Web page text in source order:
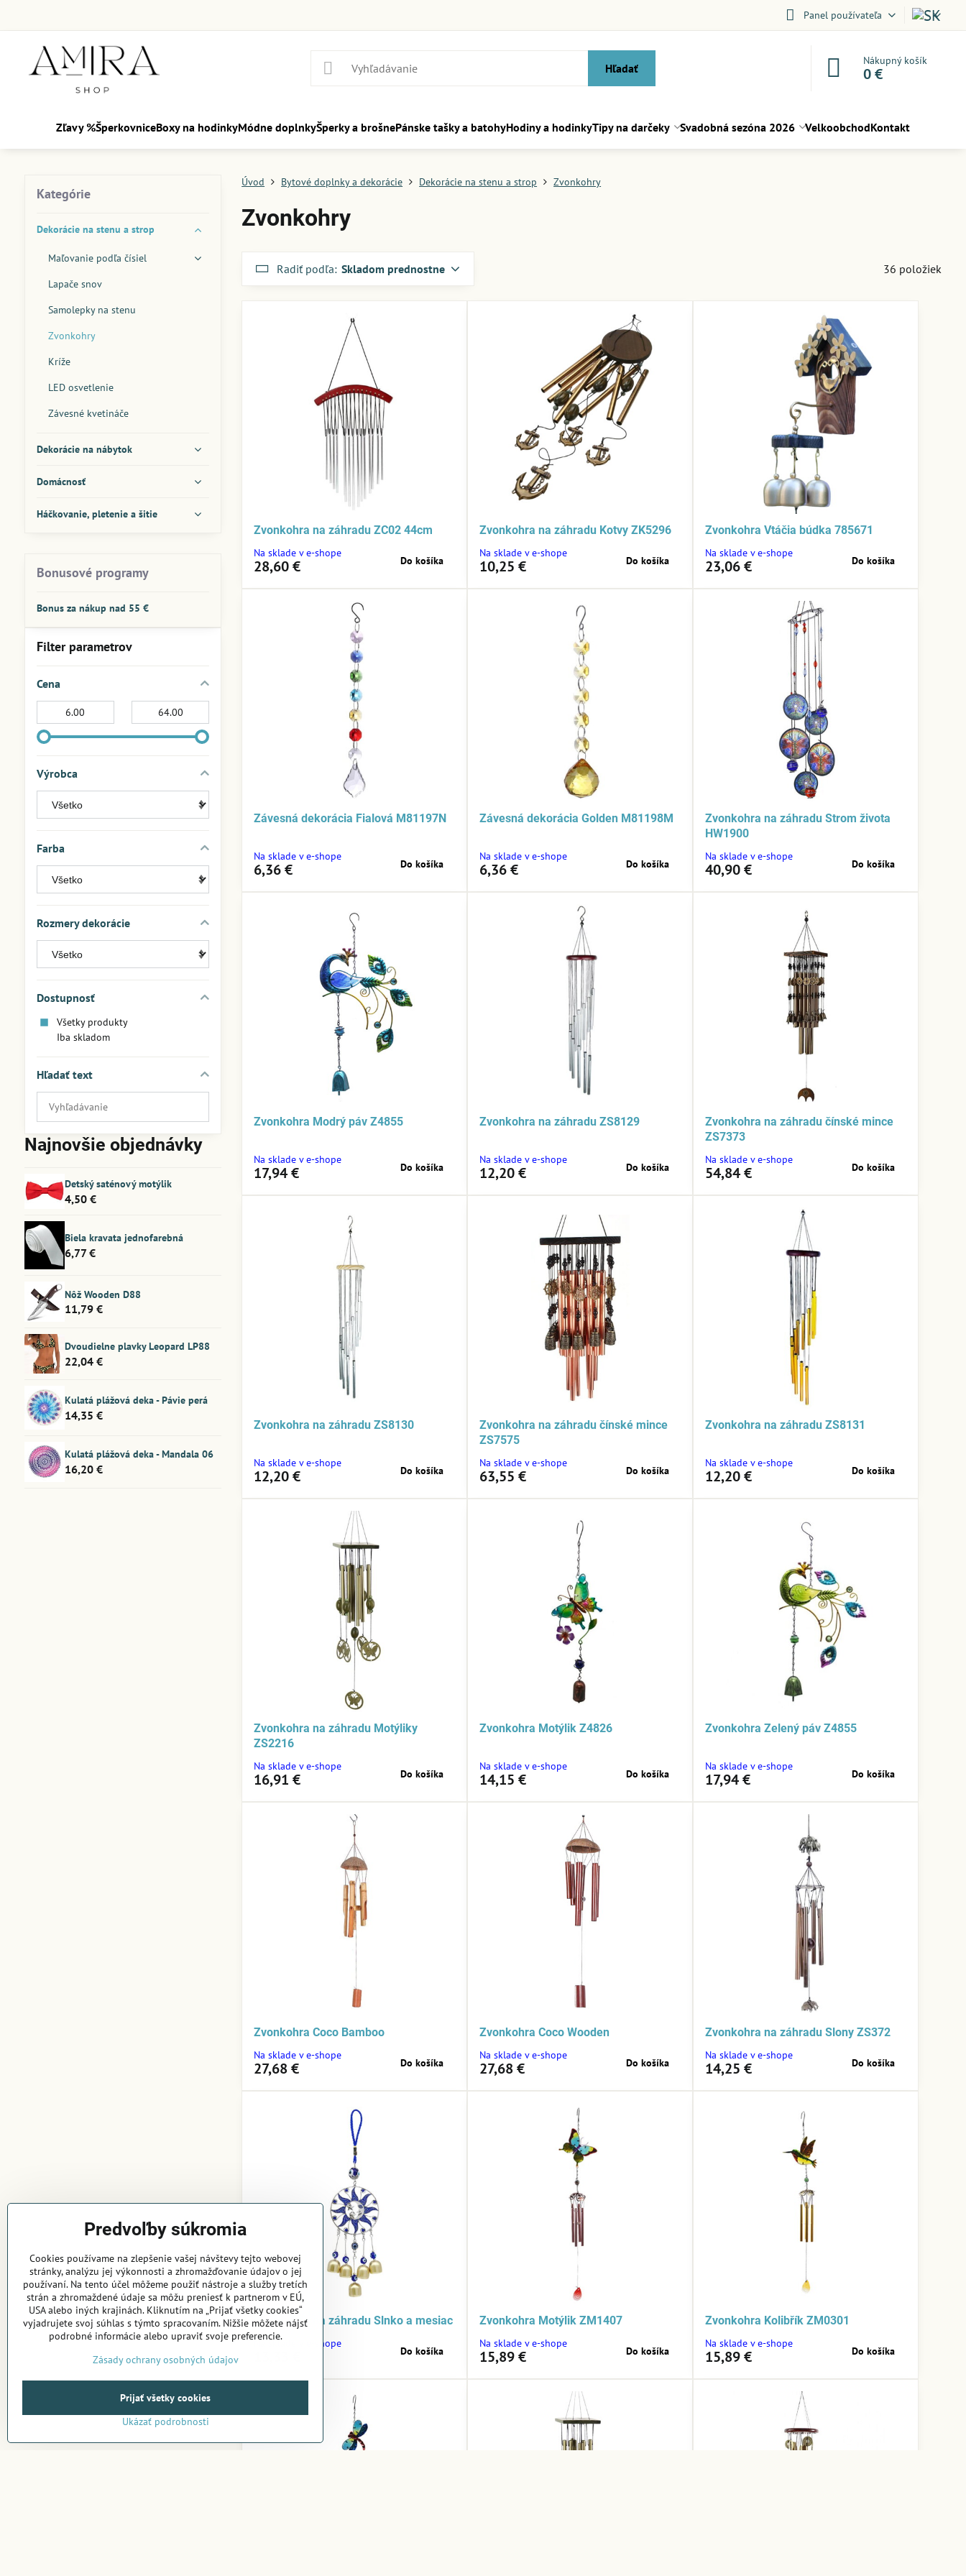
Panel používateľa
Hľadať
Nákupný košík
0 €
Zľavy %ŠperkovniceBoxy na hodinkyMódne doplnkyŠperky a brošnePánske tašky a batohyHodiny a hodinkyTipy na darčeky Svadobná sezóna 2026 VelkoobchodKontakt
Úvod Bytové doplnky a dekorácie Dekorácie na stenu a strop Zvonkohry
Zvonkohry
Radiť podľa: Skladom prednostne 36 položiek
Zvonkohra na záhradu ZC02 44cm
Na sklade v e-shope
28,60 € Do košíka
Zvonkohra na záhradu Kotvy ZK5296
Na sklade v e-shope
10,25 € Do košíka
Zvonkohra Vtáčia búdka 785671
Na sklade v e-shope
23,06 € Do košíka
Závesná dekorácia Fialová M81197N
Na sklade v e-shope
6,36 € Do košíka
Závesná dekorácia Golden M81198M
Na sklade v e-shope
6,36 € Do košíka
Zvonkohra na záhradu Strom života
HW1900
Na sklade v e-shope
40,90 € Do košíka
Zvonkohra Modrý páv Z4855
Na sklade v e-shope
17,94 € Do košíka
Zvonkohra na záhradu ZS8129
Na sklade v e-shope
12,20 € Do košíka
Zvonkohra na záhradu čínské mince
ZS7373
Na sklade v e-shope
54,84 € Do košíka
Zvonkohra na záhradu ZS8130
Na sklade v e-shope
12,20 € Do košíka
Zvonkohra na záhradu čínské mince
ZS7575
Na sklade v e-shope
63,55 € Do košíka
Zvonkohra na záhradu ZS8131
Na sklade v e-shope
12,20 € Do košíka
Zvonkohra na záhradu Motýliky
ZS2216
Na sklade v e-shope
16,91 € Do košíka
Zvonkohra Motýlik Z4826
Na sklade v e-shope
14,15 € Do košíka
Zvonkohra Zelený páv Z4855
Na sklade v e-shope
17,94 € Do košíka
Zvonkohra Coco Bamboo
Na sklade v e-shope
27,68 € Do košíka
Zvonkohra Coco Wooden
Na sklade v e-shope
27,68 € Do košíka
Zvonkohra na záhradu Slony ZS372
Na sklade v e-shope
14,25 € Do košíka
Zvonkohra na záhradu Slnko a mesiac
Na sklade v e-shope
Do košíka
Zvonkohra Motýlik ZM1407
Na sklade v e-shope
15,89 € Do košíka
Zvonkohra Kolibřík ZM0301
Na sklade v e-shope
15,89 € Do košíka
Filter parametrov
Cena
Výrobca
Farba
Rozmery dekorácie
Dostupnosť
Všetky produkty
Iba skladom
Hľadať text
Prehľadať
výsledky
filtra
fulltextom
Kategórie
Dekorácie na stenu a strop
Maľovanie podľa čísiel
Lapače snov
Samolepky na stenu
Zvonkohry
Kríže
LED osvetlenie
Závesné kvetináče
Dekorácie na nábytok
Domácnosť
Háčkovanie, pletenie a šitie
Bonusové programy
Bonus za nákup nad 55 €
Najnovšie objednávky
Detský saténový motýlik
4,50 €
Biela kravata jednofarebná
6,77 €
Nôž Wooden D88
11,79 €
Dvoudielne plavky Leopard LP88
22,04 €
Kulatá plážová deka - Pávie perá
14,35 €
Kulatá plážová deka - Mandala 06
16,20 €
Predvoľby súkromia
Cookies používame na zlepšenie vašej návštevy tejto webovej
stránky, analýzu jej výkonnosti a zhromažďovanie údajov o jej
používaní. Na tento účel môžeme použiť nástroje a služby tretích
strán a zhromaždené údaje sa môžu preniesť k partnerom v EÚ,
USA alebo iných krajinách. Kliknutím na „Prijať všetky cookies“
vyjadrujete svoj súhlas s týmto spracovaním. Nižšie môžete nájsť
podrobné informácie alebo upraviť svoje preferencie.
Zásady ochrany osobných údajov
Ukázať podrobnosti
Prijať všetky cookies